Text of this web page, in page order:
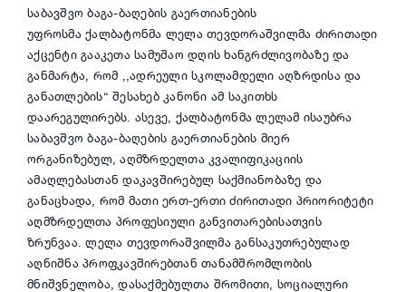
საბავშვო ბაგა-ბაღების გაერთიანების
უფროსმაქალბატონმა ლელა თევდორაშვილმა ძირითადი
აქცენტი გააკეთა სამუშაო დღის ხანგრძლივობაზე და
განმარტა, რომ ,,ადრეული სკოლამდელი აღზრდისა და
განათლების“ შესახებ კანონი ამ საკითხს
დაარეგულირებს. ასევე, ქალბატონმა ლელამ ისაუბრა
საბავშვო ბაგა-ბაღების გაერთიანების მიერ
ორგანიზებულ, აღმზრდელთა კვალიფიკაციის
ამაღლებასთან დაკავშირებულ საქმიანობაზე და
განაცხადა, რომ მათი ერთ-ერთი ძირითადი პრიორიტეტი
აღმზრდელთა პროფესიული განვითარებისათვის
ზრუნვაა. ლელა თევდორაშვილმა განსაკუთრებულად
აღნიშნა პროფკავშირებთან თანამშრომლობის
მნიშვნელობა, დასაქმებულთა შრომითი, სოციალური